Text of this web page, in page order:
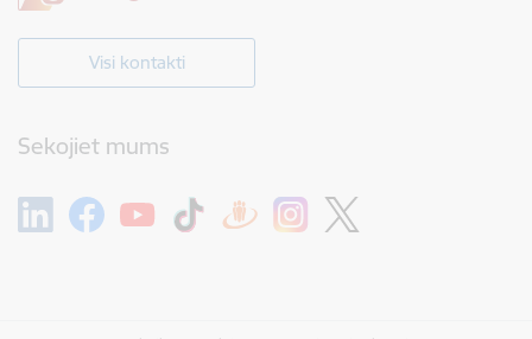
Visi kontakti
Sekojiet mums